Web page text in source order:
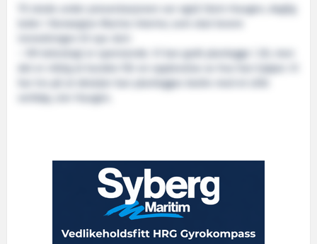
Til stede under presentasjonen var også Stein Haugen, daglig
leder i Norwegian Marine Interior, som skal levere
innredningen til nye
– VR-teknologi er spennende. Vi kan godt planlegge i 2D, men
det er viktig at kunden får en opplevelse av hva han kjøper. Vi
har tro på at detaljer kan planlegges bedre med et slikt
verktøy, sier Haugen.